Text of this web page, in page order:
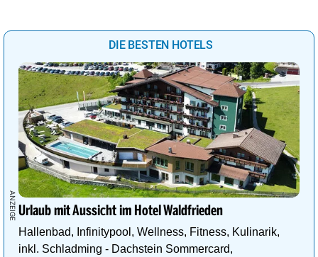
DIE BESTEN HOTELS
Urlaub mit Aussicht im Hotel Waldfrieden
Hallenbad, Infinitypool, Wellness, Fitness, Kulinarik,
inkl. Schladming - Dachstein Sommercard,